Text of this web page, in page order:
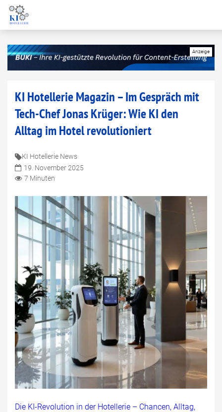
KI Hotellerie Magazin – Im Gespräch mit
Tech-Chef Jonas Krüger: Wie KI den
Alltag im Hotel revolutioniert
KI Hotellerie News
19. November 2025
7 Minuten
Die KI-Revolution in der Hotellerie – Chancen, Alltag,